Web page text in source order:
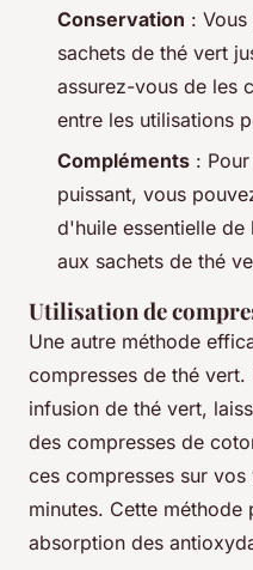
Conservation :
sachets de thé vert
assurez-vous de les
entre les utilisations
Compléments :
puissant, vous
d'huile essentielle
aux sachets de thé
Utilisation de
Une autre méthode
compresses de thé
infusion de thé vert,
des compresses de
ces compresses sur
minutes. Cette méthode
absorption des